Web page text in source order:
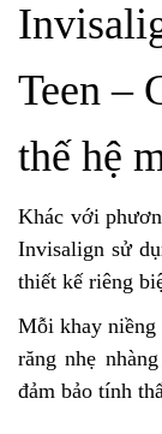
Teen –
thế hệ
Khác với
Invisalign sử
thiết kế riêng
Mỗi khay niềng
răng nhẹ
đảm bảo tính